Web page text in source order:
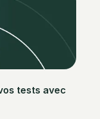
tests avec